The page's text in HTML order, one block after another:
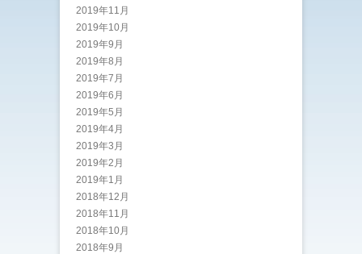
2019年11月
2019年10月
2019年9月
2019年8月
2019年7月
2019年6月
2019年5月
2019年4月
2019年3月
2019年2月
2019年1月
2018年12月
2018年11月
2018年10月
2018年9月